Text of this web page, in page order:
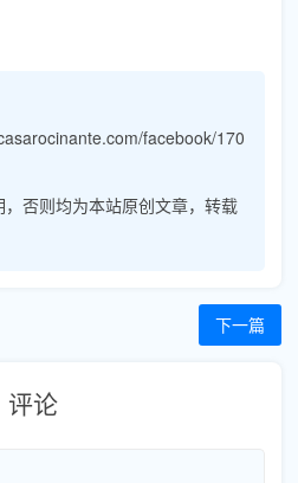
facebook/170
，否则均为本站原创文章，转载
下一篇
评论